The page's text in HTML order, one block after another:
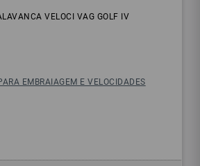
VELOCI VAG GOLF IV
EMBRAIAGEM E VELOCIDADES